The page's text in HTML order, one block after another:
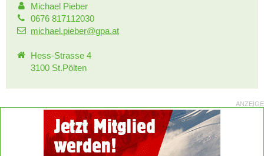
Michael Pieber
0676 817112030
michael.pieber@gpa.at
Hess-Strasse 4
3100 St.Pölten
ANZEIGE